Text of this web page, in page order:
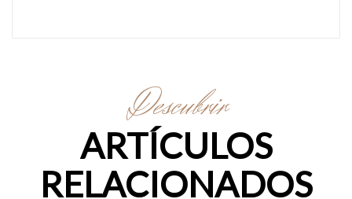
Descubrir
ARTÍCULOS
RELACIONADOS